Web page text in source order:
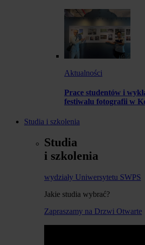
Aktualności
Prace studentów i
festiwalu fotografii w
Studia i szkolenia
Studia
i szkolenia
wydziały Uniwersytetu SWPS
Jakie studia wybrać?
Zapraszamy na Drzwi Otwarte